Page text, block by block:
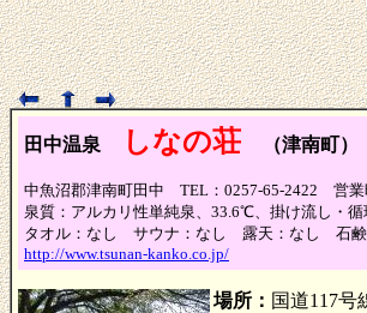
田中温泉 しなの荘 （津南町
中魚沼郡津南町田中 TEL：0257-65-2422 営
泉質：アルカリ性単純泉、33.6℃、掛け流し・循
タオル：なし サウナ：なし 露天：なし 石
http://www.tsunan-kanko.co.jp/
場所： 国道117